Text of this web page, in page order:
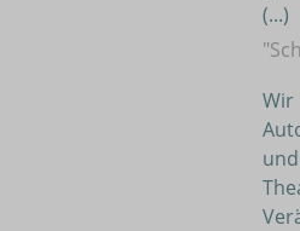
(...)
Wir